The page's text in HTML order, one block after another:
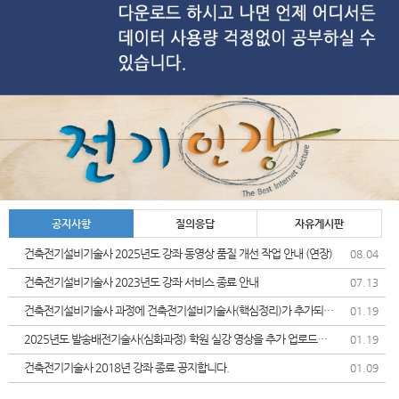
공지사항 질의응답 자유게시판
건축전기설비기술사 2025년도 강좌 동영상 품질 개선 작업 안내 (연장) 08.04
건축전기설비기술사 2023년도 강좌 서비스 종료 안내 07.13
건축전기설비기술사 과정에 건축전기설비기술사(핵심정리)가 추가되었
습니다.
01.19
2025년도 발송배전기술사(심화과정) 학원 실강 영상을 추가 업로드및
가격인상 안내드립니다.
01.19
건축전기기술사 2018년 강좌 종료 공지합니다. 01.09